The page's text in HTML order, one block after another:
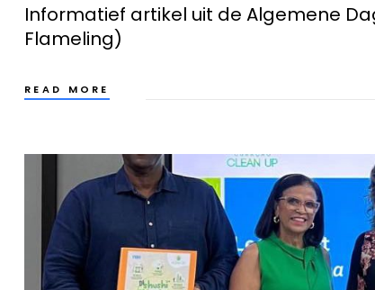
Informatief artikel uit de Algemene
Flameling)
READ MORE